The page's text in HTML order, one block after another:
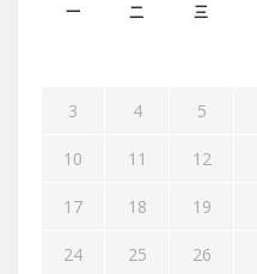
一 二 三
3 4 5
10 11 12
17 18 19
24 25 26